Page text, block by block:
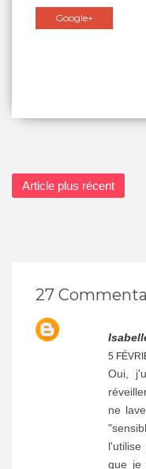
Google+
Article plus récent
27
5
Oui,
ne
que je